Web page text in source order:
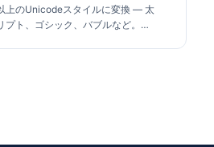
上のUnicodeスタイルに変換 — 太
プト、ゴシック、バブルなど。